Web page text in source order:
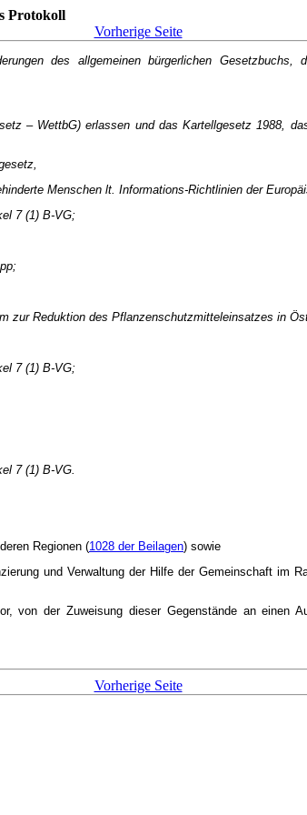
Protokoll
Vorherige Seite
des allgemeinen bürgerlichen Gesetzbuchs,
– WettbG) erlassen und das Kartellgesetz 1988,
Menschen lt. Informations-Richtlinien der
7 (1) B-VG;
zur Reduktion des Pflanzenschutzmitteleinsatzes in
7 (1) B-VG;
7 (1) B-VG.
Regionen (1028 der Beilagen) sowie
und Verwaltung der Hilfe der Gemeinschaft im
von der Zuweisung dieser Gegenstände an einen
Vorherige Seite